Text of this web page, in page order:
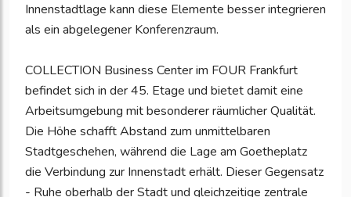
Innenstadtlage kann diese Elemente besser integrieren
als ein abgelegener Konferenzraum.
COLLECTION Business Center im FOUR Frankfurt
befindet sich in der 45. Etage und bietet damit eine
Arbeitsumgebung mit besonderer räumlicher Qualität.
Die Höhe schafft Abstand zum unmittelbaren
Stadtgeschehen, während die Lage am Goetheplatz
die Verbindung zur Innenstadt erhält. Dieser Gegensatz
- Ruhe oberhalb der Stadt und gleichzeitige zentrale